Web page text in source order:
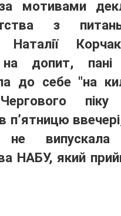
мотивами
з
Наталії
на допит,
до себе "на
піку
п’ятницю
не
НАБУ, який